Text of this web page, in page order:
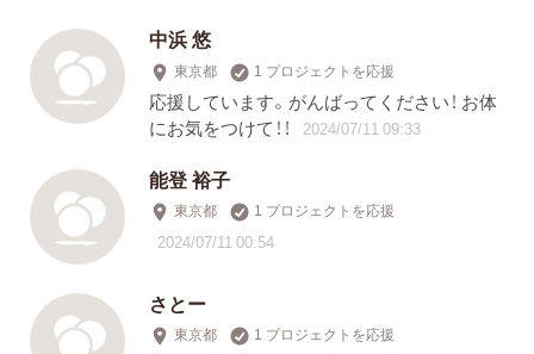
中浜 悠
東京都 1 プロジェクトを応援
応援しています。がんばってください！ お体
にお気をつけて！！
2024/07/11 09:33
能登 裕子
東京都 1 プロジェクトを応援
2024/07/11 00:54
さとー
東京都 1 プロジェクトを応援